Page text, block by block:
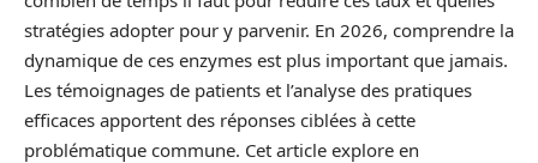
stratégies adopter pour y parvenir. En 2026, comprendre la
dynamique de ces enzymes est plus important que jamais.
Les témoignages de patients et l’analyse des pratiques
efficaces apportent des réponses ciblées à cette
problématique commune. Cet article explore en